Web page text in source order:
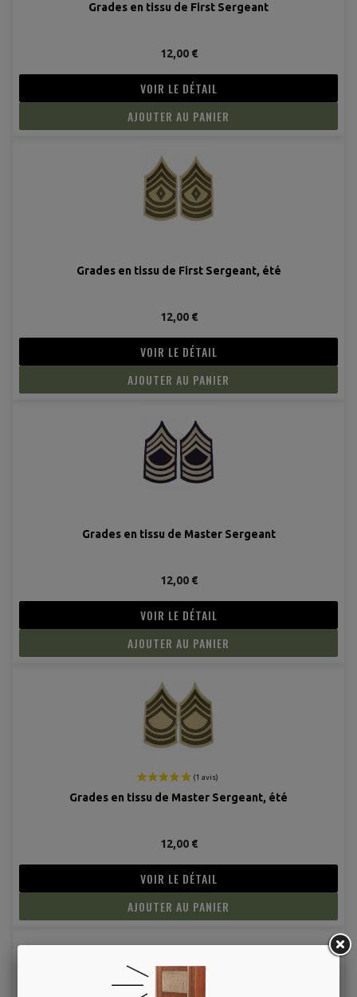
Grades en tissu de First Sergeant
12,00 €
VOIR LE DÉTAIL
AJOUTER AU PANIER
Grades en tissu de First Sergeant, été
12,00 €
VOIR LE DÉTAIL
AJOUTER AU PANIER
Grades en tissu de Master Sergeant
12,00 €
VOIR LE DÉTAIL
AJOUTER AU PANIER
Grades en tissu de Master Sergeant, été
12,00 €
VOIR LE DÉTAIL
AJOUTER AU PANIER